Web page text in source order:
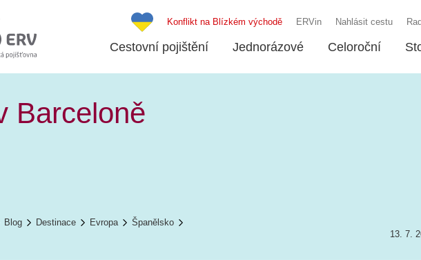
Konflikt na Blízkém východě ERVin Nahlásit cestu
Cestovní pojištění Jednorázové Celoroční
Barceloně
Blog Destinace Evropa
Španělsko
13. 7.